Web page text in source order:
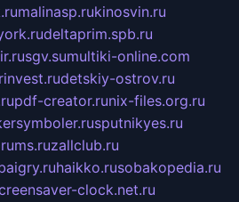
malinasp.rukinosvin.ru
deltaprim.spb.ru
sgv.sumultiki-online.com
detskiy-ostrov.ru
pdf-creator.runix-files.org.ru
sputnikyes.ru
zallclub.ru
haikko.rusobakopedia.ru
clock.net.ru